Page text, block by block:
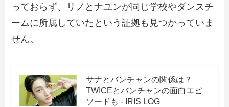
っておらず、リノとナユンが同じ学校やダンスチ
ームに所属していたという証拠も見つかっていま
せん。
サナとバンチャンの関係は？
TWICEとバンチャンの面白エピ
ソードも - IRIS LOG